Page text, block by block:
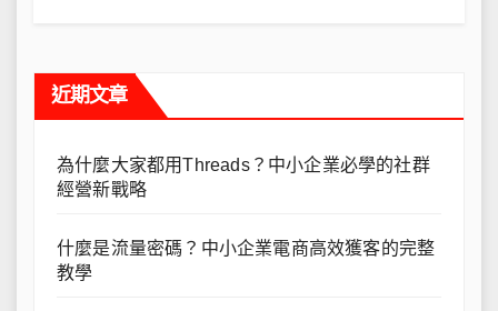
近期文章
為什麼大家都用Threads？中小企業必學的社群
經營新戰略
什麼是流量密碼？中小企業電商高效獲客的完整
教學